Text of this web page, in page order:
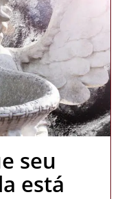
seu
está